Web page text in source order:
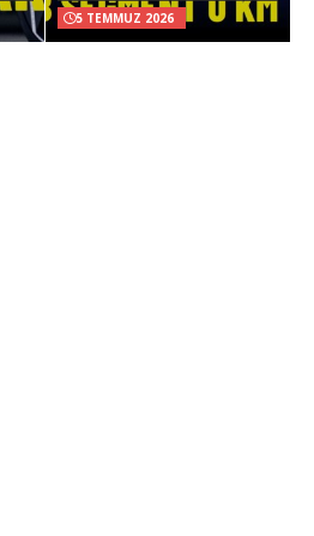
5 TEMMUZ 2026